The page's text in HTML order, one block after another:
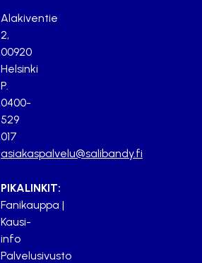
Alakiventie
2,
00920
Helsinki
P.
0400-
529
017
asiakaspalvelu@salibandy.fi
PIKALINKIT:
Fanikauppa |
Kausi-
info
Palvelusivusto